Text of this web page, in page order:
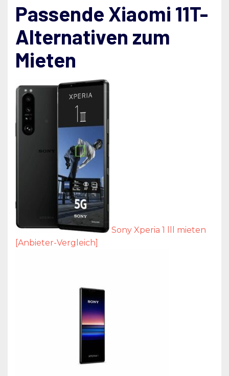
Passende Xiaomi 11T-
Alternativen zum
Mieten
Sony Xperia 1 lll mieten
[Anbieter-Vergleich]